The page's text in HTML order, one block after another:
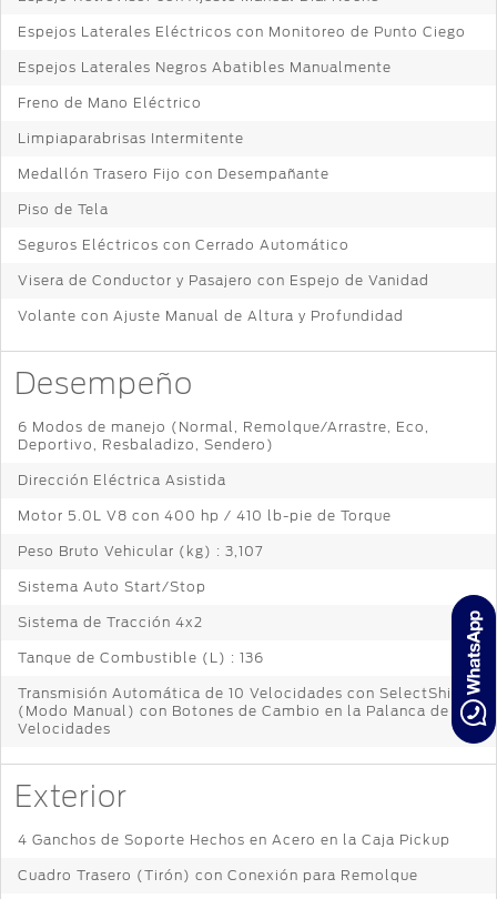
Espejos Laterales Eléctricos con Monitoreo de Punto Ciego
Espejos Laterales Negros Abatibles Manualmente
Freno de Mano Eléctrico
Limpiaparabrisas Intermitente
Medallón Trasero Fijo con Desempañante
Piso de Tela
Seguros Eléctricos con Cerrado Automático
Visera de Conductor y Pasajero con Espejo de Vanidad
Volante con Ajuste Manual de Altura y Profundidad
Desempeño
6 Modos de manejo (Normal, Remolque/Arrastre, Eco,
Deportivo, Resbaladizo, Sendero)
Dirección Eléctrica Asistida
Motor 5.0L V8 con 400 hp / 410 lb-pie de Torque
Peso Bruto Vehicular (kg) : 3,107
Sistema Auto Start/Stop
Sistema de Tracción 4x2
Tanque de Combustible (L) : 136
Transmisión Automática de 10 Velocidades con SelectShift®
(Modo Manual) con Botones de Cambio en la Palanca de
Velocidades
Exterior
4 Ganchos de Soporte Hechos en Acero en la Caja Pickup
Cuadro Trasero (Tirón) con Conexión para Remolque